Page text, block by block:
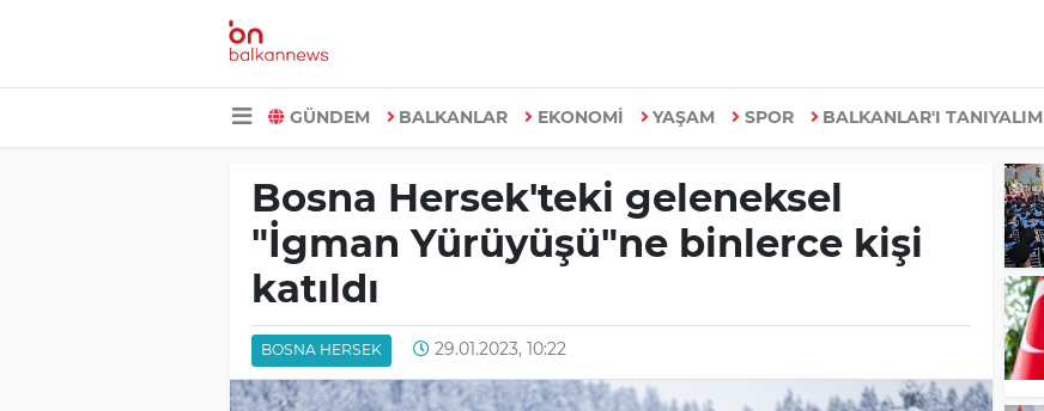
GÜNDEM BALKANLAR EKONOMİ YAŞAM SPOR BALKANLAR'I TANIYALIM
Bosna Hersek'teki geleneksel
"İgman Yürüyüşü"ne binlerce kişi
katıldı
BOSNA HERSEK 29.01.2023, 10:22